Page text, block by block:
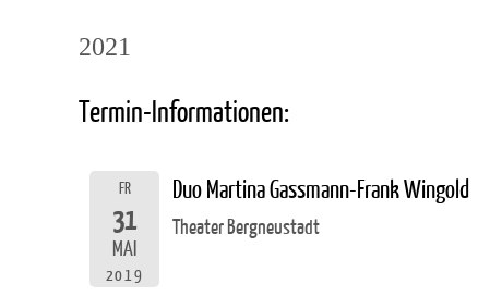
2021
Termin-Informationen:
FR
31
MAI
2019
Duo Martina Gassmann-Frank Wingold
Theater Bergneustadt